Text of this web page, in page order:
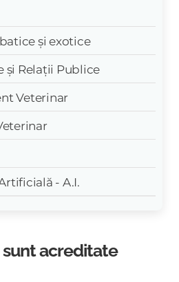
și exotice
și Relații Publice
Veterinar
- A.I.
acreditate